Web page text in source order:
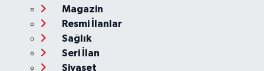
Magazin
Resmi İlanlar
Sağlık
Seri İlan
Siyaset